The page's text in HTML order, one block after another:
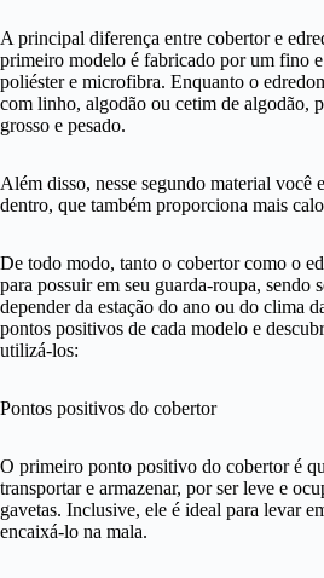
A principal diferença entre cobertor e
primeiro modelo é fabricado por um fino
poliéster e microfibra. Enquanto o
com linho, algodão ou cetim de algodão,
grosso e pesado.
Além disso, nesse segundo material você
dentro, que também proporciona mais
De todo modo, tanto o cobertor como o
para possuir em seu guarda-roupa, sendo
depender da estação do ano ou do clima
pontos positivos de cada modelo e
utilizá-los:
Pontos positivos do cobertor
O primeiro ponto positivo do cobertor é
transportar e armazenar, por ser leve e
gavetas. Inclusive, ele é ideal para levar
encaixá-lo na mala.